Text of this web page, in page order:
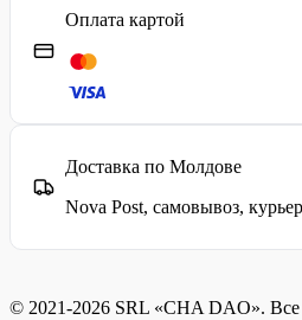
Оплата картой
Доставка по Молдове
Nova Post, самовывоз,
© 2021-2026 SRL «CHA DAO».